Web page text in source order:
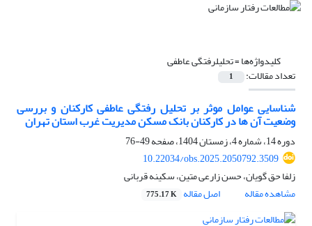
کلیدواژه‌ها =تحلیل­رفتگی عاطفی
تعداد مقالات: 1
شناسایی عوامل موثر بر تحلیل رفتگی عاطفی کارکنان و بررسی
وضعیت آن ها در کارکنان بانک مسکن مدیریت غرب استان تهران
دوره 14، شماره 4، زمستان 1404، صفحه
49-76
10.22034/obs.2025.2050792.3509
زلفا حق گویان، حسن زارعی متین، سکینه قربانی
مشاهده مقاله
اصل مقاله 775.17 K